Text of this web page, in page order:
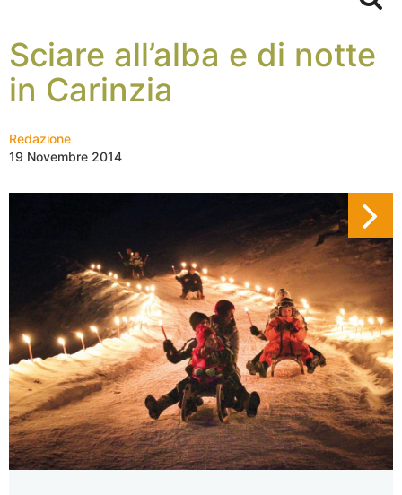
Sciare all’alba e di notte
in Carinzia
Redazione
19 Novembre 2014